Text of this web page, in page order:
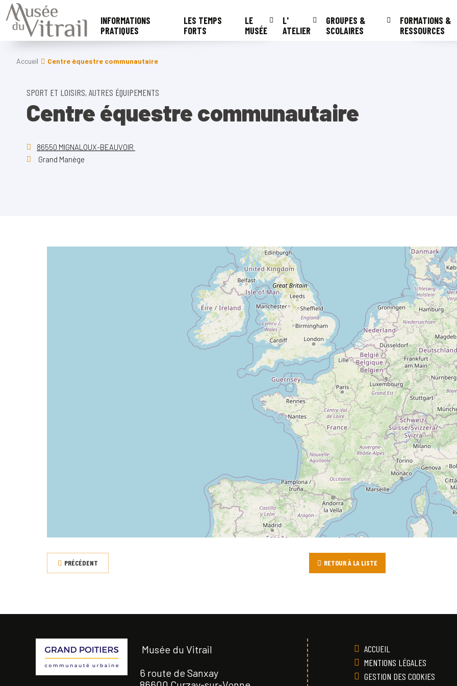
INFORMATIONS
PRATIQUES
LES TEMPS
FORTS
LE
MUSÉE
L'
ATELIER
GROUPES &
SCOLAIRES
FORMATIONS &
RESSOURCES
Accueil Centre équestre communautaire
SPORT ET LOISIRS, AUTRES ÉQUIPEMENTS
Centre équestre communautaire
86550 MIGNALOUX-BEAUVOIR
Grand Manège
PRÉCÉDENT RETOUR À LA LISTE
Musée du Vitrail
6 route de Sanxay
ACCUEIL
MENTIONS LÉGALES
GESTION DES COOKIES